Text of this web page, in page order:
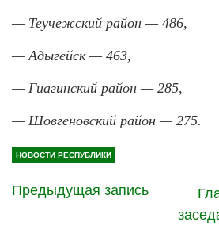
— Теучежский район — 486,
— Адыгейск — 463,
— Гиагинский район — 285,
— Шовгеновский район — 275.
НОВОСТИ РЕСПУБЛИКИ
Предыдущая запись